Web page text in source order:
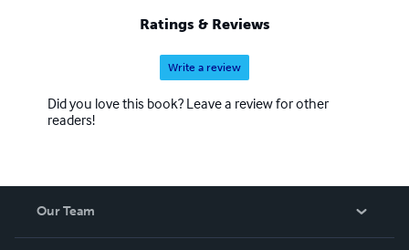
Ratings & Reviews
Write a review
Did you love this book? Leave a review for other
readers!
Our Team